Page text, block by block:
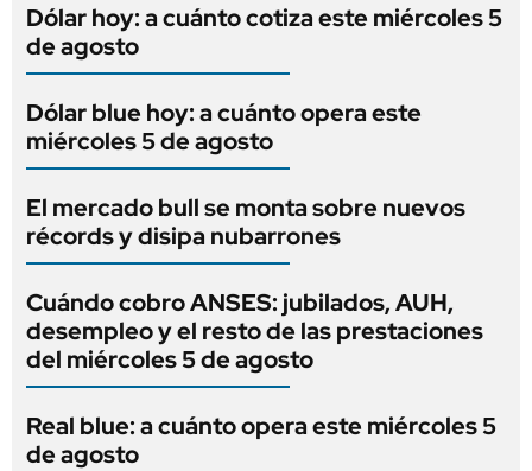
Dólar hoy: a cuánto cotiza este miércoles 5
de agosto
Dólar blue hoy: a cuánto opera este
miércoles 5 de agosto
El mercado bull se monta sobre nuevos
récords y disipa nubarrones
Cuándo cobro ANSES: jubilados, AUH,
desempleo y el resto de las prestaciones
del miércoles 5 de agosto
Real blue: a cuánto opera este miércoles 5
de agosto